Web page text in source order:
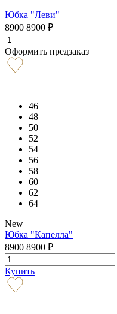
Юбка "Леви"
8900 8900 ₽
Оформить предзаказ
46
48
50
52
54
56
58
60
62
64
New
Юбка "Капелла"
8900 8900 ₽
Купить